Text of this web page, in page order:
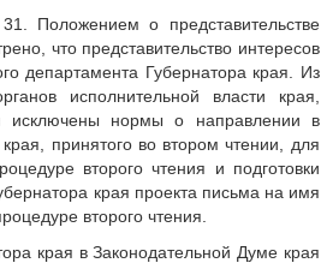
Положением о представительстве
что представительство интересов
департамента Губернатора края. Из
исполнительной власти края,
исключены нормы о направлении в
принятого во втором чтении, для
второго чтения и подготовки
края проекта письма на имя
второго чтения.
края в Законодательной Думе края